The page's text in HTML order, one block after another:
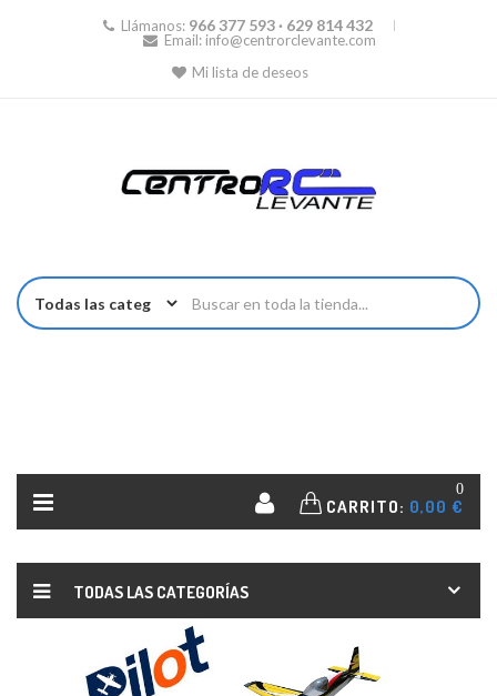
Llámanos: 966 377 593 · 629 814 432
Email: info@centrorclevante.com
Mi lista de deseos
0
CARRITO: 0,00 €
TODAS LAS CATEGORÍAS